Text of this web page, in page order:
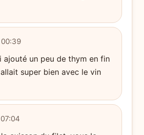
ajouté un peu de thym en fin
super bien avec le vin